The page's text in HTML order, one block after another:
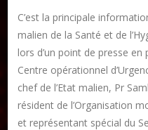
Mame Hulo
AUTEURS
Publier un article
C’est la principale
malien de la Santé et de
lors d’un point de presse
Centre opérationnel
chef de l’Etat malien, Pr
résident de l’Organisation
et représentant spécial du